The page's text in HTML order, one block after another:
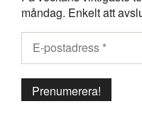
måndag. Enkelt att